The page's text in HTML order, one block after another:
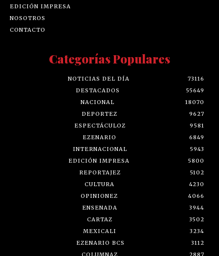
EDICIÓN IMPRESA
NOSOTROS
CONTACTO
Categorías Populares
NOTICIAS DEL DÍA
73116
DESTACADOS
55649
NACIONAL
18070
DEPORTEZ
9627
ESPECTÁCULOZ
9581
EZENARIO
6849
INTERNACIONAL
5943
EDICIÓN IMPRESA
5800
REPORTAJEZ
5102
CULTURA
4230
OPINIONEZ
4066
ENSENADA
3944
CARTAZ
3502
MEXICALI
3234
EZENARIO BCS
3112
COLUMNAZ
2887